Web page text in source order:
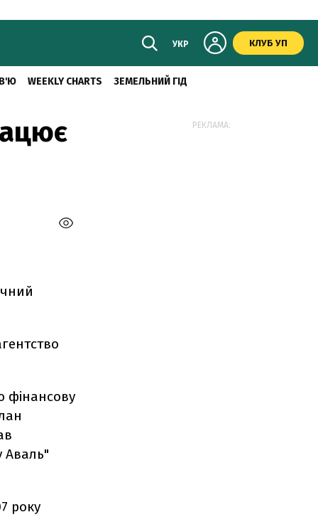
УКР КЛУБ УП
WEEKLY CHARTS ЗЕМЕЛЬНИЙ ГІД
фінансову
Аваль"
року
РЕКЛАМА: